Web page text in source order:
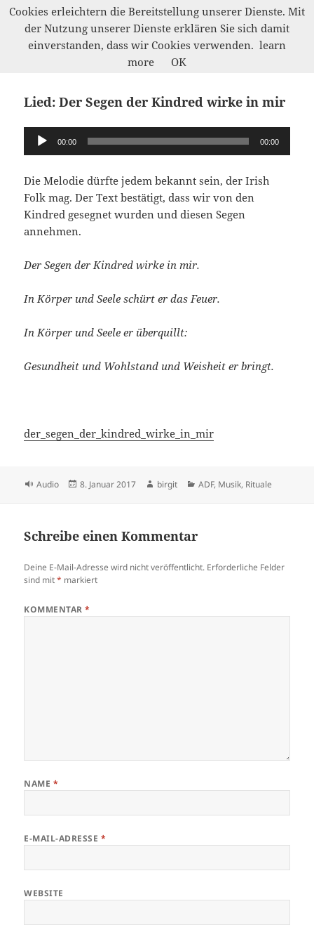
Werkelwald
Lied: Der Segen der Kindred wirke in mir
Audio-
Player
00:00 00:00
Die Melodie dürfte jedem bekannt sein, der Irish
Folk mag. Der Text bestätigt, dass wir von den
Kindred gesegnet wurden und diesen Segen
annehmen.
Der Segen der Kindred wirke in mir.
In Körper und Seele schürt er das Feuer.
In Körper und Seele er überquillt:
Gesundheit und Wohlstand und Weisheit er bringt.
der_segen_der_kindred_wirke_in_mir
Format
Audio
Veröffentlicht
8. Januar 2017 Autor
birgit Kategorien
ADF, Musik, Rituale
Schreibe einen Kommentar
Deine E-Mail-Adresse wird nicht veröffentlicht. Erforderliche Felder
sind mit* markiert
KOMMENTAR*
NAME *
E-MAIL-ADRESSE *
WEBSITE
Cookies erleichtern die Bereitstellung unserer Dienste. Mit
der Nutzung unserer Dienste erklären Sie sich damit
einverstanden, dass wir Cookies verwenden. learn
more
OK